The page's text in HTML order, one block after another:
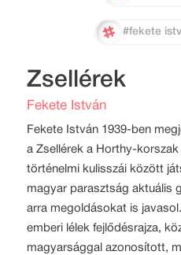
#fekete
Zsellérek
Fekete István
Fekete István 1939-ben
a Zsellérek a Horthy-
történelmi kulisszái között
magyar parasztság aktuális
arra megoldásokat is
emberi lélek fejlődésrajza,
magyarsággal azonosított,